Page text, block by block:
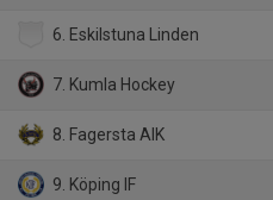
6. Eskilstuna Linden
7. Kumla Hockey
8. Fagersta AIK
9. Köping IF